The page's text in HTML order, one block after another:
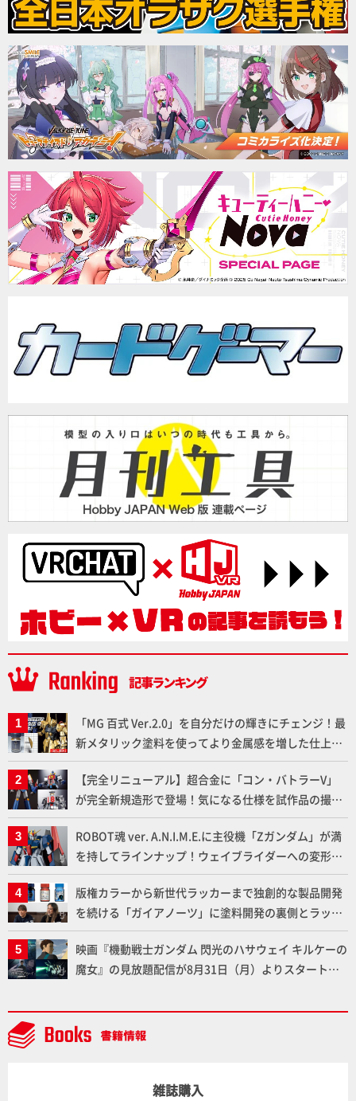
「MG 百式 Ver.2.0」を自分だけの輝きにチェンジ！最
新メタリック塗料を使ってより金属感を増した仕上が
りに!!【試し読み】
【完全リニューアル】超合金に「コン・バトラーV」
が完全新規造形で登場！気になる仕様を試作品の撮り
下ろしでご紹介!!さらに「大鉄人17」＆「ワンエイ
ト」セット情報もお届け！【超合金の魂】
ROBOT魂 ver. A.N.I.M.E.に主役機「Zガンダム」が満
を持してラインナップ！ウェイブライダーへの変形、
劇中どおりのプロポーションを再現【機動戦士Zガン
ダム】
版権カラーから新世代ラッカーまで独創的な製品開発
を続ける「ガイアノーツ」に塗料開発の裏側とラッカ
ー塗料の未来についてインタビュー！
映画『機動戦士ガンダム 閃光のハサウェイ キルケーの
魔女』の見放題配信が8月31日（月）よりスタート！
雑誌購入